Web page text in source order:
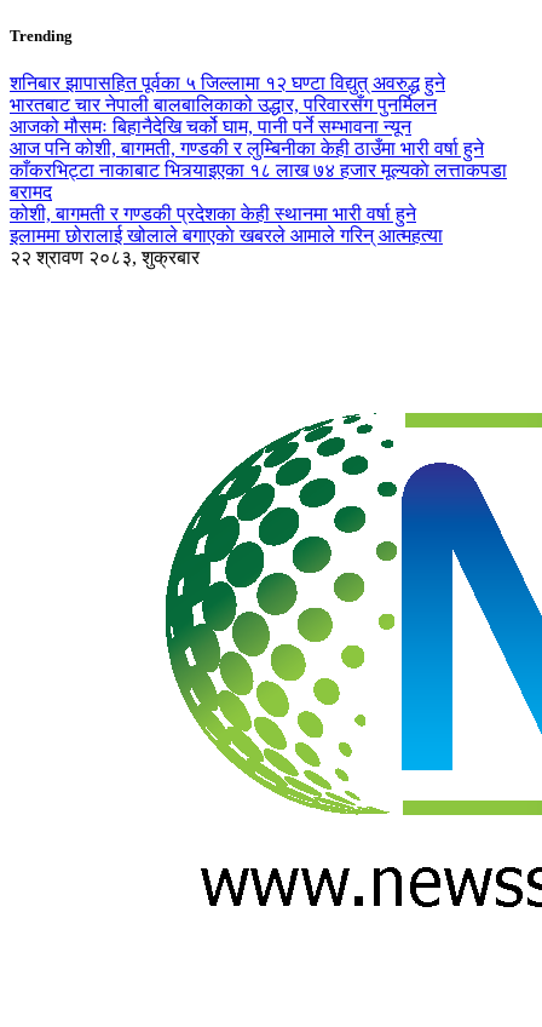
Trending
शनिबार झापासहित पूर्वका ५ जिल्लामा १२ घण्टा विद्युत् अवरुद्ध हुने
भारतबाट चार नेपाली बालबालिकाको उद्धार, परिवारसँग पुनर्मिलन
आजको मौसमः बिहानैदेखि चर्को घाम, पानी पर्ने सम्भावना न्यून
आज पनि कोशी, बागमती, गण्डकी र लुम्बिनीका केही ठाउँमा भारी वर्षा हुने
काँकरभिट्टा नाकाबाट भित्र्याइएका १८ लाख ७४ हजार मूल्यकाे लत्ताकपडा
बरामद
कोशी, बागमती र गण्डकी प्रदेशका केही स्थानमा भारी वर्षा हुने
इलाममा छोरालाई खोलाले बगाएकाे खबरले आमाले गरिन् आत्महत्या
२२ श्रावण २०८३, शुक्रबार